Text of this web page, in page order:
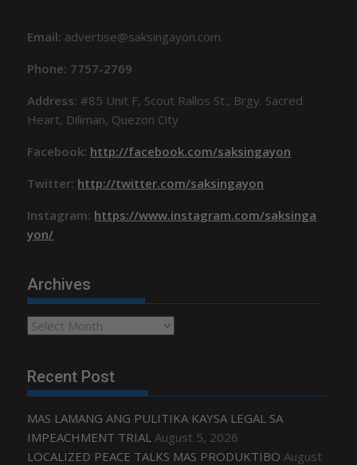
Email: advertise@saksingayon.com
Phone: 7757-2769
Address:#85 Unit F, Scout Rallos St., Brgy. Sacred
Heart, Diliman, Quezon City
Facebook: http://facebook.com/saksingayon
Twitter: http://twitter.com/saksingayon
Instagram: https://www.instagram.com/saksinga
yon/
Archives
Archives
Recent Post
MAS LAMANG ANG PULITIKA KAYSA LEGAL SA
IMPEACHMENT TRIAL August 5, 2026
LOCALIZED PEACE TALKS MAS PRODUKTIBO August